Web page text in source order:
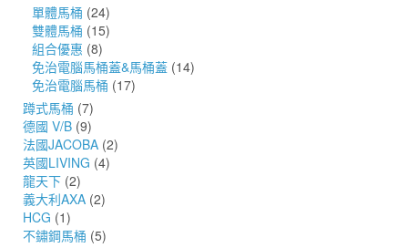
單體馬桶 (24)
雙體馬桶 (15)
組合優惠 (8)
免治電腦馬桶蓋&馬桶蓋 (14)
免治電腦馬桶 (17)
蹲式馬桶 (7)
德國 V/B (9)
法國JACOBA (2)
英國LIVING (4)
龍天下 (2)
義大利AXA (2)
HCG (1)
不鏽鋼馬桶 (5)